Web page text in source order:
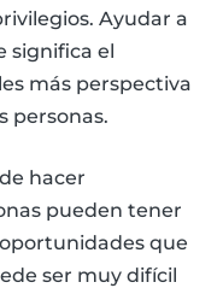
Ayudar a
significa el
más perspectiva
personas.
hacer
pueden tener
que
ser muy difícil